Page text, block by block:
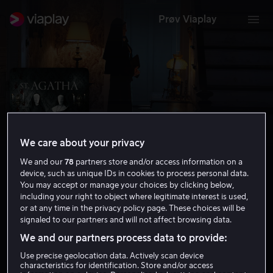
Prøv Viaplay
St. Agatha
4.8 Thriller Grøsser 2018 1 t 38 min
15 år
HD
We care about your privacy
We and our78 partners store and/or access information on a
device, such as unique IDs in cookies to process personal data.
You may accept or manage your choices by clicking below,
including your right to object where legitimate interest is used,
or at any time in the privacy policy page. These choices will be
signaled to our partners and will not affect browsing data.
We and our partners process data to provide:
Use precise geolocation data. Actively scan device
characteristics for identification. Store and/or access